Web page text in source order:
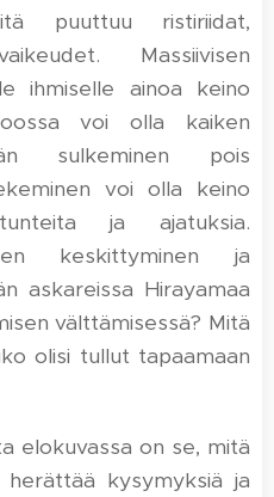
puuttuu ristiriidat,
Massiivisen
ihmiselle ainoa keino
voi olla kaiken
sulkeminen pois
voi olla keino
ja ajatuksia.
keskittyminen ja
askareissa Hirayamaa
välttämisessä? Mitä
olisi tullut tapaamaan
elokuvassa on se, mitä
kysymyksiä ja